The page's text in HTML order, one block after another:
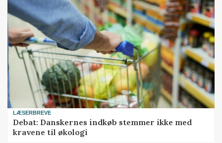
LÆSERBREVE
Debat: Danskernes indkøb stemmer ikke med
kravene til økologi